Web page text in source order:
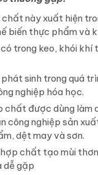
này xuất hiện
biến thực phẩm và
trong keo, khói khí
sinh trong quá
nghiệp hóa học.
chất được dùng làm
công nghiệp sản
dệt may và sơn.
chất tạo mùi
dễ gặp